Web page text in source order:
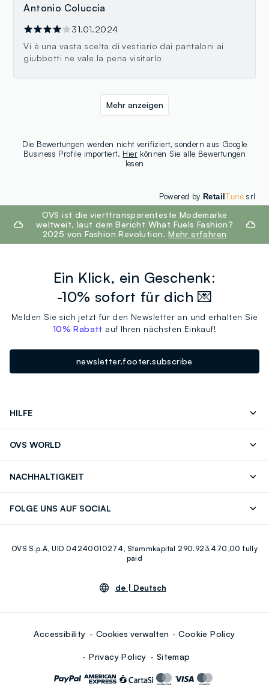
Antonio Coluccia
31.01.2024
Vi è una vasta scelta di vestiario dai pantaloni ai
giubbotti ne vale la pena visitarlo
Die Bewertungen werden nicht verifiziert, sondern aus Google
Business Profile importiert. Hier können Sie alle Bewertungen
lesen
Mehr anzeigen
Powered by RetailTunesrl
footer.ariatitleOVS ist die vierttransparenteste Modemarke
weltweit, laut dem Bericht What Fuels Fashion?
2025 von Fashion Revolution.Mehr erfahren
Ein Klick, ein Geschenk:
-10% sofort für dich 💌
Melden Sie sich jetzt für den Newsletter an und erhalten Sie
10% Rabatt auf Ihren nächsten Einkauf!
newsletter.footer.subscribe
HILFE
Bestellung/Rücksendung
OVS WORLD
NACHHALTIGKEIT
FOLGE UNS AUF SOCIAL
Youtube Linkedin
OVS S.p.A, UID 04240010274, Stammkapital 290.923.470,00 fully
paid
de | Deutsch
Accessibility Cookies verwalten Cookie Policy
Privacy Policy Sitemap